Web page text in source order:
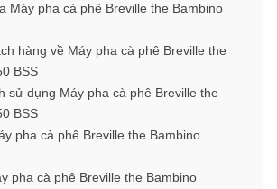
Máy pha cà phê Breville the Bambino
hàng về Máy pha cà phê Breville the
BSS
sử dụng Máy pha cà phê Breville the
BSS
pha cà phê Breville the Bambino
pha cà phê Breville the Bambino